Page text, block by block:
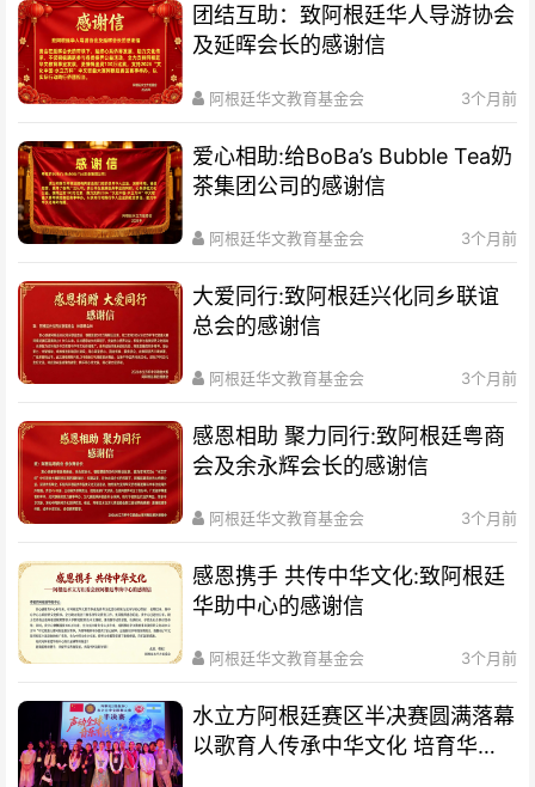
团结互助：致阿根廷华人导游协会
及延晖会长的感谢信
阿根廷华文教育基金会 3个月前
爱心相助:给BoBa’s Bubble Tea奶
茶集团公司的感谢信
阿根廷华文教育基金会 3个月前
大爱同行:致阿根廷兴化同乡联谊
总会的感谢信
阿根廷华文教育基金会 3个月前
感恩相助 聚力同行:致阿根廷粤商
会及余永辉会长的感谢信
阿根廷华文教育基金会 3个月前
感恩携手 共传中华文化:致阿根廷
华助中心的感谢信
阿根廷华文教育基金会 3个月前
水立方阿根廷赛区半决赛圆满落幕
以歌育人传承中华文化 培育华裔